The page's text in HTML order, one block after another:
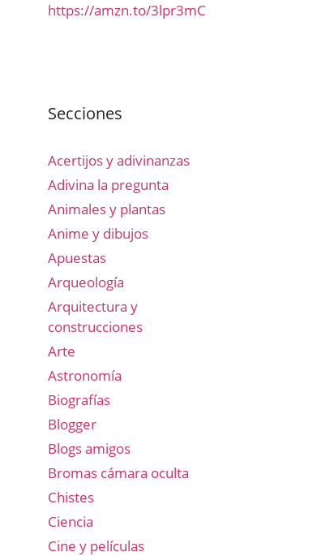
https://amzn.to/3lpr3mC
Secciones
Acertijos y adivinanzas
Adivina la pregunta
Animales y plantas
Anime y dibujos
Apuestas
Arqueología
Arquitectura y
construcciones
Arte
Astronomía
Biografías
Blogger
Blogs amigos
Bromas cámara oculta
Chistes
Ciencia
Cine y películas